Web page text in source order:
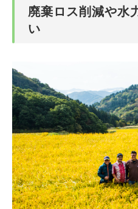
廃棄ロス削減や水
い